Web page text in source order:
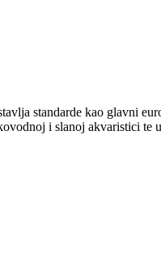
standarde kao glavni
i slanoj akvaristici te